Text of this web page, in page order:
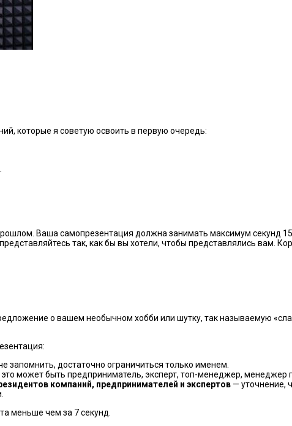
которые я советую освоить в первую очередь:
Ваша самопрезентация должна занимать максимум секунд
так, как бы вы хотели, чтобы представлялись вам.
о вашем необычном хобби или шутку, так называемую
запомнить, достаточно ограничиться только именем.
может быть предприниматель, эксперт, топ-менеджер, менеджер
компаний, предпринимателей и экспертов — уточнение,
меньше чем за 7 секунд.